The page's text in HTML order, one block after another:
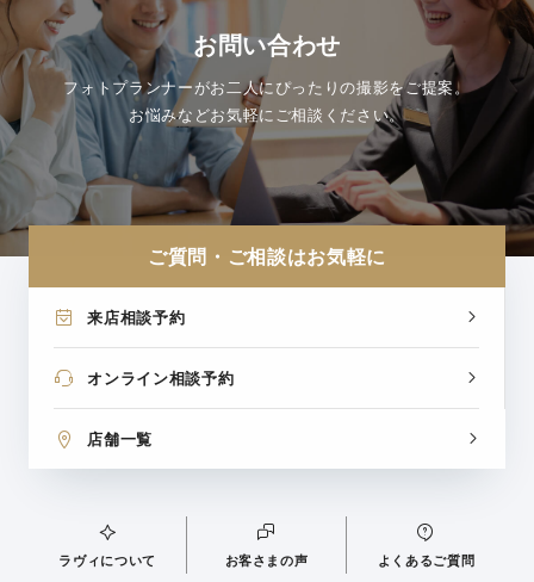
お問い合わせ
フォトプランナーがお二人にぴったりの撮影をご提案。
お悩みなどお気軽にご相談ください。
ご質問・ご相談はお気軽に
来店相談予約
オンライン相談予約
店舗一覧
ラヴィについて お客さまの声 よくあるご質問